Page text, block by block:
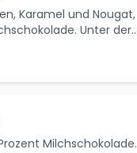
Karamel und Nougat,
Unter der
der besten
einzigartigen
Milchschokolade.